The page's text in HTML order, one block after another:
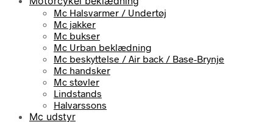
Mc Halsvarmer / Undertøj
Mc jakker
Mc bukser
Mc Urban beklædning
Mc beskyttelse / Air back / Base-Brynje
Mc handsker
Mc støvler
Lindstands
Halvarssons
Mc udstyr